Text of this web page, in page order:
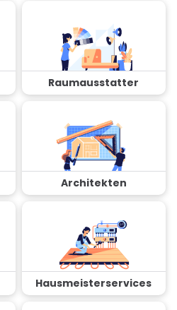
Raumausstatter
Architekten
Hausmeisterservices